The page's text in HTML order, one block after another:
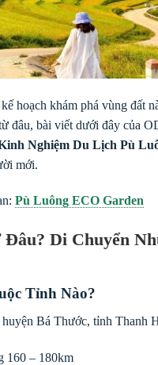
hoạch khám phá vùng đất
đâu, bài viết dưới đây của
Nghiệm Du Lịch Pù
mới.
Pù Luông ECO Garden
Đâu? Di Chuyển
Tỉnh Nào?
Bá Thước, tỉnh Thanh
160 – 180km